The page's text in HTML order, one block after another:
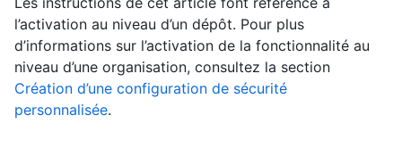
l’activation au niveau d’un dépôt. Pour plus
d’informations sur l’activation de la fonctionnalité au
niveau d’une organisation, consultez la section
Création d’une configuration de sécurité
personnalisée.